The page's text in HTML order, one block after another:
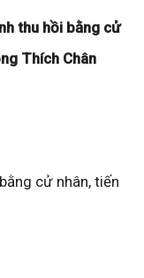
thu hồi bằng cử
Thích Chân
cử nhân, tiến